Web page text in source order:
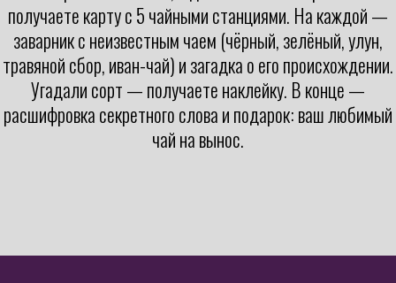
получаете карту с 5 чайными станциями. На каждой —
заварник с неизвестным чаем (чёрный, зелёный, улун,
травяной сбор, иван-чай) и загадка о его происхождении.
Угадали сорт — получаете наклейку. В конце —
расшифровка секретного слова и подарок: ваш любимый
чай на вынос.